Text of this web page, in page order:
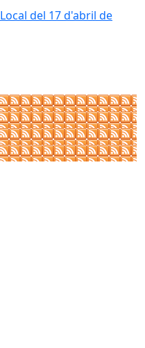
del 17 d'abril de